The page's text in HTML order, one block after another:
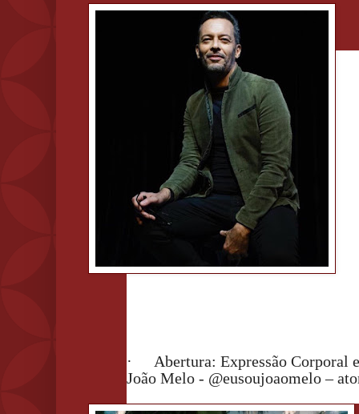
·
Abertura: Expressão Corporal
João Melo - @eusoujoaomelo –